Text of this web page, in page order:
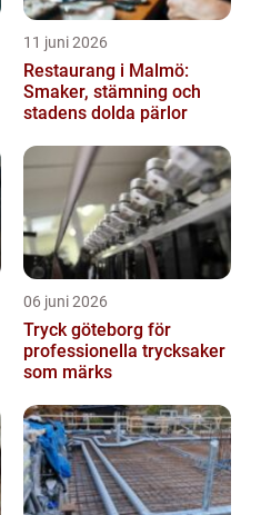
11 juni 2026
Restaurang i Malmö:
Smaker, stämning och
stadens dolda pärlor
06 juni 2026
Tryck göteborg för
professionella trycksaker
som märks